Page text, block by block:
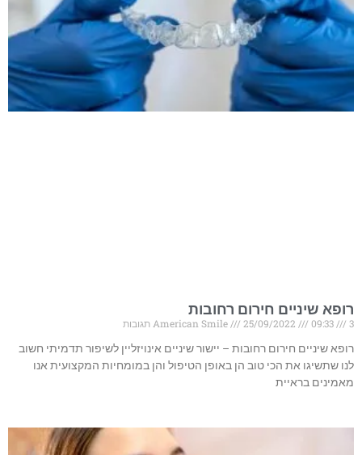
רופא שיניים חירום רחובות
American Smile 25/09/2022 09:33
3 תגובות
רופא שיניים חירום רחובות – יישור שיניים אינויזליין לשיפור תדמיתי חשוב
לנו שתשיגו את הכי טוב הן באופן הטיפול והן במומחיות המקצועית אנו
מאמינים בראיית